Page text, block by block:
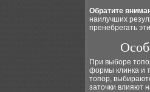
Обратите
наилучших
пренебрегать
При выборе
формы клинка и
топор,
заточки влияют